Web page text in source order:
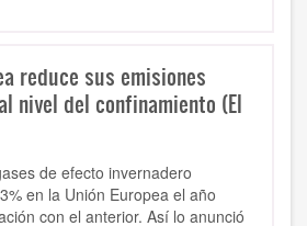
reduce sus emisiones
nivel del confinamiento (El
de efecto invernadero
en la Unión Europea el año
con el anterior. Así lo anunció